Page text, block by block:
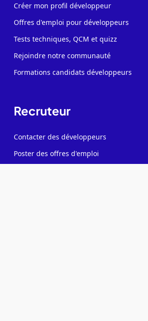
Créer mon profil développeur
Offres d'emploi pour développeurs
Tests techniques, QCM et quizz
Rejoindre notre communauté
Formations candidats développeurs
Recruteur
Contacter des développeurs
Poster des offres d'emploi